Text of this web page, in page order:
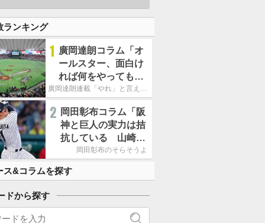
ランキング
1 廣岡達朗コラム「オ
ールスター、面白け
れば何をやってもい
いという発想は大間廣岡達朗連載「やれ」と言える信念
2 岡田彰布コラム「阪
神と巨人の実力は拮
抗している 山崎、
小笠原の存在は大き
岡田彰布のそらそうよ
ス&コラムを探す
ドから探す